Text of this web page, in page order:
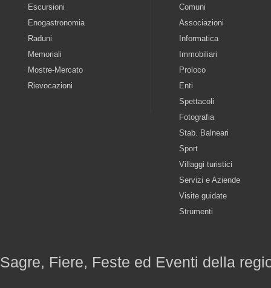
Escursioni
Enogastronomia
Raduni
Memoriali
Mostre-Mercato
Rievocazioni
Comuni
Associazioni
Informatica
Immobiliari
Proloco
Enti
Spettacoli
Fotografia
Stab. Balneari
Sport
Villaggi turistici
Servizi e Aziende
Visite guidate
Strumenti
Sagre, Fiere, Feste ed Eventi della